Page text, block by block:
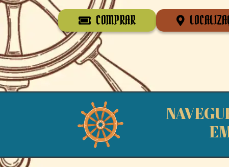
COMPRAR